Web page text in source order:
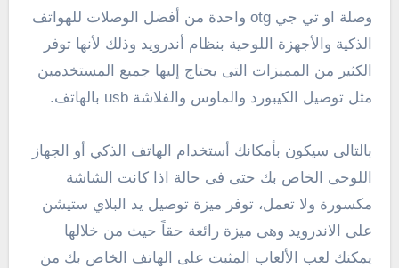
وصلة او تي جي otg واحدة من أفضل الوصلات للهواتف
الذكية والأجهزة اللوحية بنظام أندرويد وذلك لأنها توفر
الكثير من المميزات التى يحتاج إليها جميع المستخدمين
مثل توصيل الكيبورد والماوس والفلاشة usb بالهاتف.
بالتالى سيكون بأمكانك أستخدام الهاتف الذكي أو الجهاز
اللوحى الخاص بك حتى فى حالة اذا كانت الشاشة
مكسورة ولا تعمل، توفر ميزة توصيل يد البلاي ستيشن
على الاندرويد وهى ميزة رائعة حقاً حيث من خلالها
يمكنك لعب الألعاب المثبت على الهاتف الخاص بك من